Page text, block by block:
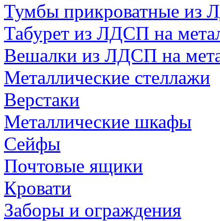
Тумбы прикроватные из
Табурет из ЛДСП на
Вешалки из ЛДСП на
Металлические стеллажи
Верстаки
Металлические шкафы
Сейфы
Почтовые ящики
Кровати
Заборы и ограждения